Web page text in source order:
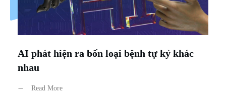
AI phát hiện ra bốn loại bệnh tự kỷ khác
nhau
Read More